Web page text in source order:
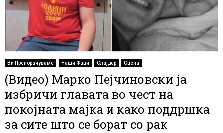
Ви Препорачуваме Наши Фаци Слајдер Сцена
(Видео) Марко Пејчиновски ја
избричи главата во чест на
покојната мајка и како поддршка
за сите што се борат со рак